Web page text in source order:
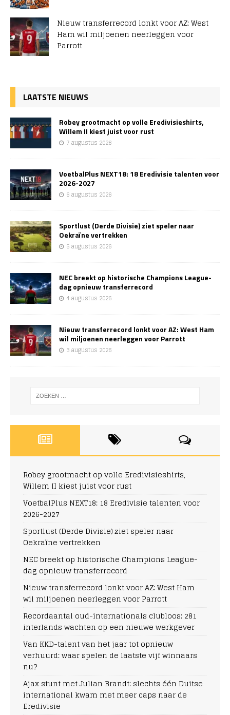
Nieuw transferrecord lonkt voor AZ: West
Ham wil miljoenen neerleggen voor
Parrott
LAATSTE NIEUWS
Robey grootmacht op volle Eredivisieshirts,
Willem II kiest juist voor rust
7 augustus 2026
VoetbalPlus NEXT18: 18 Eredivisie talenten voor
2026-2027
6 augustus 2026
Sportlust (Derde Divisie) ziet speler naar
Oekraïne vertrekken
5 augustus 2026
NEC breekt op historische Champions League-
dag opnieuw transferrecord
4 augustus 2026
Nieuw transferrecord lonkt voor AZ: West Ham
wil miljoenen neerleggen voor Parrott
3 augustus 2026
Robey grootmacht op volle Eredivisieshirts,
Willem II kiest juist voor rust
VoetbalPlus NEXT18: 18 Eredivisie talenten voor
2026-2027
Sportlust (Derde Divisie) ziet speler naar
Oekraïne vertrekken
NEC breekt op historische Champions League-
dag opnieuw transferrecord
Nieuw transferrecord lonkt voor AZ: West Ham
wil miljoenen neerleggen voor Parrott
Recordaantal oud-internationals clubloos: 281
interlands wachten op een nieuwe werkgever
Van KKD-talent van het jaar tot opnieuw
verhuurd: waar spelen de laatste vijf winnaars
nu?
Ajax stunt met Julian Brandt: slechts één Duitse
international kwam met meer caps naar de
Eredivisie